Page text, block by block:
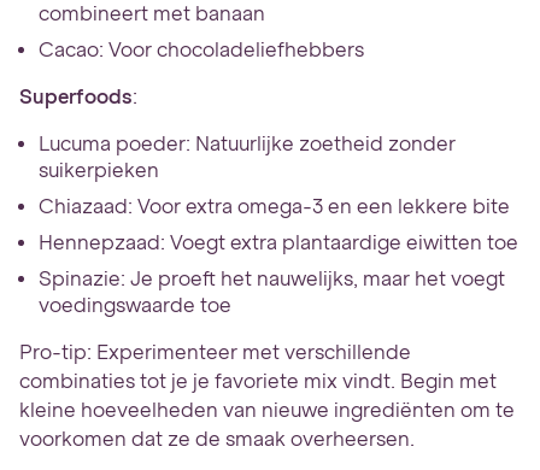
combineert met banaan
Cacao: Voor chocoladeliefhebbers
Superfoods:
Lucuma poeder: Natuurlijke zoetheid zonder
suikerpieken
Chiazaad: Voor extra omega-3 en een lekkere bite
Hennepzaad: Voegt extra plantaardige eiwitten toe
Spinazie: Je proeft het nauwelijks, maar het voegt
voedingswaarde toe
Pro-tip: Experimenteer met verschillende
combinaties tot je je favoriete mix vindt. Begin met
kleine hoeveelheden van nieuwe ingrediënten om te
voorkomen dat ze de smaak overheersen.